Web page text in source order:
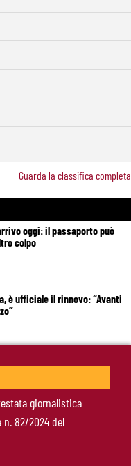
Guarda la classifica completa
oggi: il passaporto può
colpo
è ufficiale il rinnovo: “Avanti
cambia tutto:
giornalistica
82/2024 del